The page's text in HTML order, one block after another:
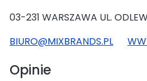
03-231 WARSZAWA UL.
BIURO@MIXBRANDS.PL
Opinie